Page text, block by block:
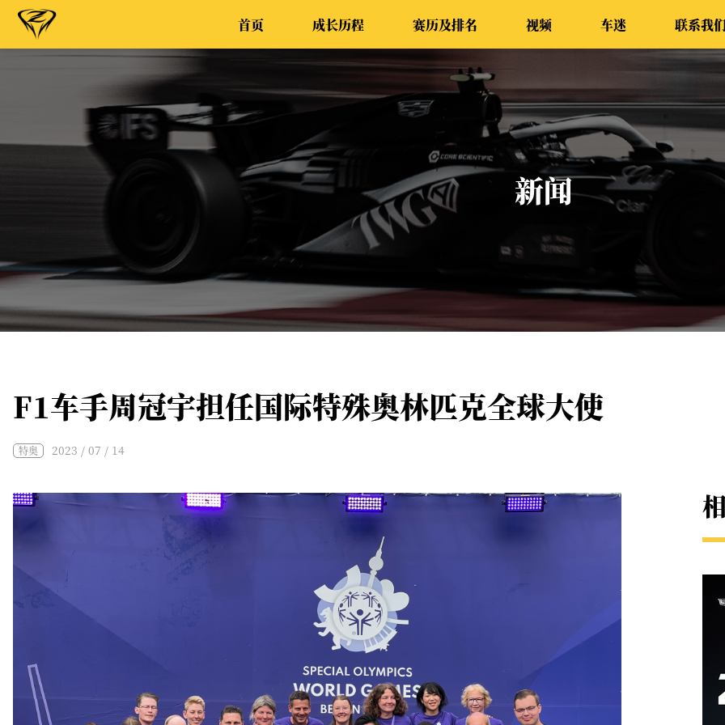
首页 成长历程 赛历及排名 视频 车迷 联系我
新闻
F1车手周冠宇担任国际特殊奥林匹克全球大使
特奥 2023 / 07 / 14